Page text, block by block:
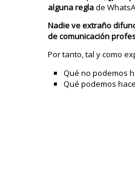
alguna reglade
Nadie ve extraño
de comunicación
Por tanto, tal y como
Qué no podemos
Qué podemos